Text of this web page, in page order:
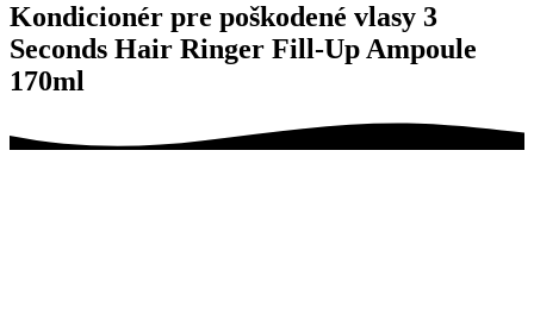
Kondicionér pre poškodené vlasy 3
Seconds Hair Ringer Fill-Up Ampoule
170ml